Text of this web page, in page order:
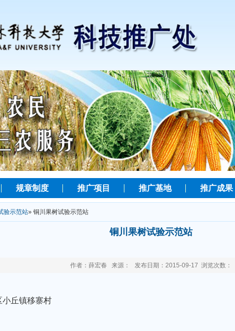
规章制度 推广项目 推广基地 推广成果
验示范站» 铜川果树试验示范站
铜川果树试验示范站
作者：薛宏春 来源： 发布日期：2015-09-17 浏览次数：
小丘镇移寨村